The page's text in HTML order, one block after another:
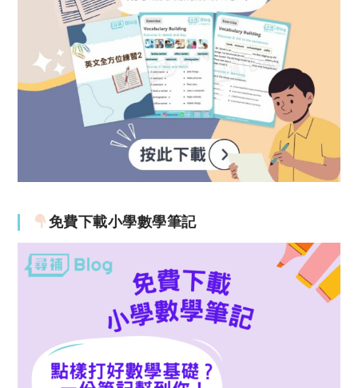
免費下載小學數學筆記